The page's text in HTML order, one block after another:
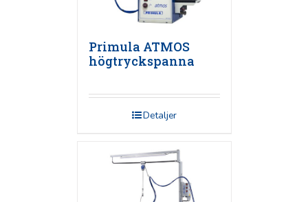
Primula ATMOS
högtryckspanna
Detaljer